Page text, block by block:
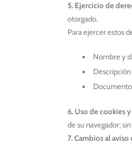
5. Ejercicio de
otorgado.
Para ejercer estos
Nombre y
6. Uso de cookies
de su navegador;
7. Cambios al